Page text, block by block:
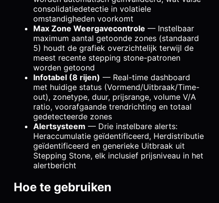
consolidatiedetectie in volatiele
omstandigheden voorkomt
Max Zone Weergavecontrole — Instelbaar
maximum aantal getoonde zones (standaard
5) houdt de grafiek overzichtelijk terwijl de
meest recente stepping stone-patronen
worden getoond
Infotabel (8 rijen) — Real-time dashboard
met huidige status (Vormend/Uitbraak/Time-
out), zonetype, duur, prijsrange, volume V/A
ratio, voorafgaande trendrichting en totaal
gedetecteerde zones
Alertsysteem — Drie instelbare alerts:
Heraccumulatie geïdentificeerd, Herdistributie
geïdentificeerd en generieke Uitbraak uit
Stepping Stone, elk inclusief prijsniveau in het
alertbericht
Hoe te gebruiken